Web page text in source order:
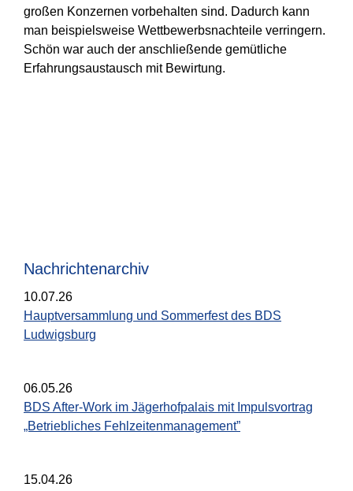
großen Konzer­nen vorbe­halten sind. Dadurch kann
man beispiels­weise Wett­bewerbs­nachteile verringern.
Schön war auch der anschlie­ßende gemütliche
Erfahrungs­austausch mit Bewirtung.
Nachrichtenarchiv
10.07.26
Hauptversammlung und Sommerfest des BDS
Ludwigsburg
06.05.26
BDS After-Work im Jägerhofpalais mit Impulsvortrag
„Betriebliches Fehlzeitenmanagement”
15.04.26